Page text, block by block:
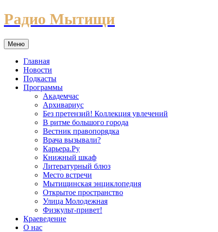
Перейти
к
Радио Мытищи
Меню
Главная
Новости
Подкасты
Программы
Академчас
Архивариус
Без претензий! Коллекция увлечений
В ритме большого города
Вестник правопорядка
Врача вызывали?
Карьера.Ру
Книжный шкаф
Литературный блюз
Место встречи
Мытищинская энциклопедия
Открытое пространство
Улица Молодежная
Физкульт-привет!
Краеведение
О нас